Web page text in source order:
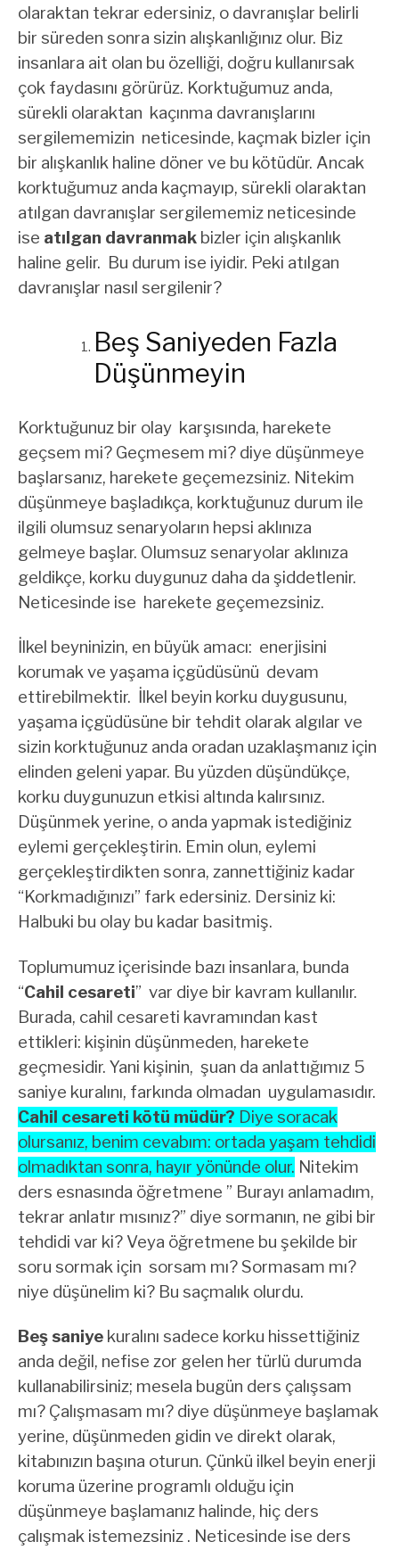
olaraktan tekrar edersiniz, o davranışlar belirli
bir süreden sonra sizin alışkanlığınız olur. Biz
insanlara ait olan bu özelliği, doğru kullanırsak
çok faydasını görürüz. Korktuğumuz anda,
sürekli olaraktan kaçınma davranışlarını
sergilememizin neticesinde, kaçmak bizler için
bir alışkanlık haline döner ve bu kötüdür. Ancak
korktuğumuz anda kaçmayıp, sürekli olaraktan
atılgan davranışlar sergilememiz neticesinde
ise atılgan davranmak bizler için alışkanlık
haline gelir. Bu durum ise iyidir. Peki atılgan
davranışlar nasıl sergilenir?
Beş Saniyeden Fazla
Düşünmeyin
Korktuğunuz bir olay karşısında, harekete
geçsem mi? Geçmesem mi? diye düşünmeye
başlarsanız, harekete geçemezsiniz. Nitekim
düşünmeye başladıkça, korktuğunuz durum ile
ilgili olumsuz senaryoların hepsi aklınıza
gelmeye başlar. Olumsuz senaryolar aklınıza
geldikçe, korku duygunuz daha da şiddetlenir.
Neticesinde ise harekete geçemezsiniz.
İlkel beyninizin, en büyük amacı: enerjisini
korumak ve yaşama içgüdüsünü devam
ettirebilmektir. İlkel beyin korku duygusunu,
yaşama içgüdüsüne bir tehdit olarak algılar ve
sizin korktuğunuz anda oradan uzaklaşmanız için
elinden geleni yapar. Bu yüzden düşündükçe,
korku duygunuzun etkisi altında kalırsınız.
Düşünmek yerine, o anda yapmak istediğiniz
eylemi gerçekleştirin. Emin olun, eylemi
gerçekleştirdikten sonra, zannettiğiniz kadar
“Korkmadığınızı” fark edersiniz. Dersiniz ki:
Halbuki bu olay bu kadar basitmiş.
Toplumumuz içerisinde bazı insanlara, bunda
“Cahil cesareti” var diye bir kavram kullanılır.
Burada, cahil cesareti kavramından kast
ettikleri: kişinin düşünmeden, harekete
geçmesidir. Yani kişinin, şuan da anlattığımız 5
saniye kuralını, farkında olmadan uygulamasıdır.
Cahil cesareti kötü müdür? Diye soracak
olursanız, benim cevabım: ortada yaşam tehdidi
olmadıktan sonra, hayır yönünde olur. Nitekim
ders esnasında öğretmene ” Burayı anlamadım,
tekrar anlatır mısınız?” diye sormanın, ne gibi bir
tehdidi var ki? Veya öğretmene bu şekilde bir
soru sormak için sorsam mı? Sormasam mı?
niye düşünelim ki? Bu saçmalık olurdu.
Beş saniye kuralını sadece korku hissettiğiniz
anda değil, nefise zor gelen her türlü durumda
kullanabilirsiniz; mesela bugün ders çalışsam
mı? Çalışmasam mı? diye düşünmeye başlamak
yerine, düşünmeden gidin ve direkt olarak,
kitabınızın başına oturun. Çünkü ilkel beyin enerji
koruma üzerine programlı olduğu için
düşünmeye başlamanız halinde, hiç ders
çalışmak istemezsiniz . Neticesinde ise ders